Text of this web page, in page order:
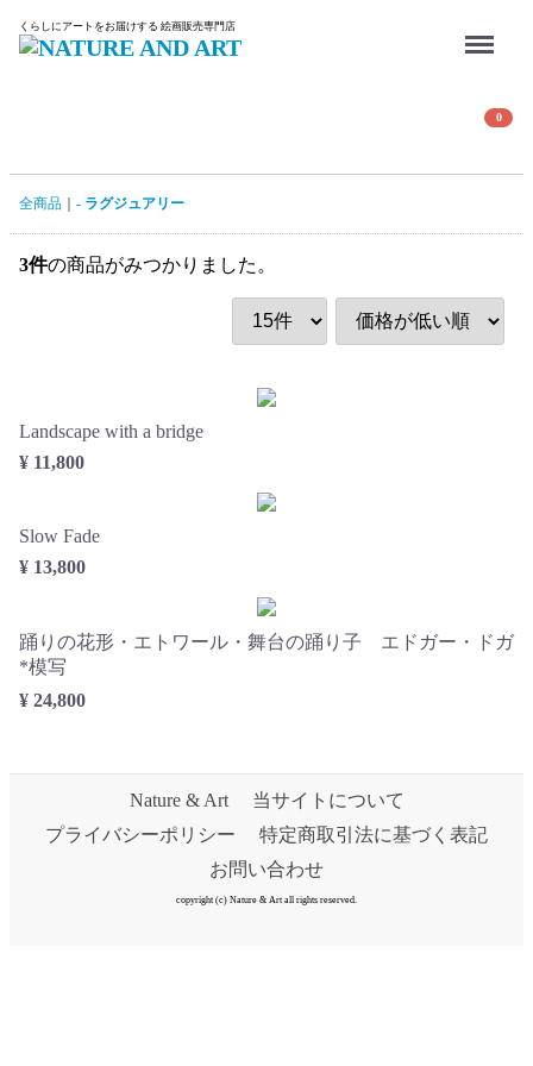
くらしにアートをお届けする 絵画販売専門店
0
全商品 - ラグジュアリー
3件の商品がみつかりました。
Landscape with a bridge
¥ 11,800
Slow Fade
¥ 13,800
踊りの花形・エトワール・舞台の踊り子 エドガー・ドガ
*模写
¥ 24,800
Nature & Art
当サイトについて
プライバシーポリシー
特定商取引法に基づく表記
お問い合わせ
copyright (c) Nature & Art all rights reserved.